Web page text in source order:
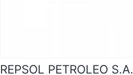
REPSOL PETROLEO S.A.